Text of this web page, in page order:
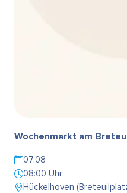
Wochenmarkt am
07.08
08:00 Uhr
Hückelhoven